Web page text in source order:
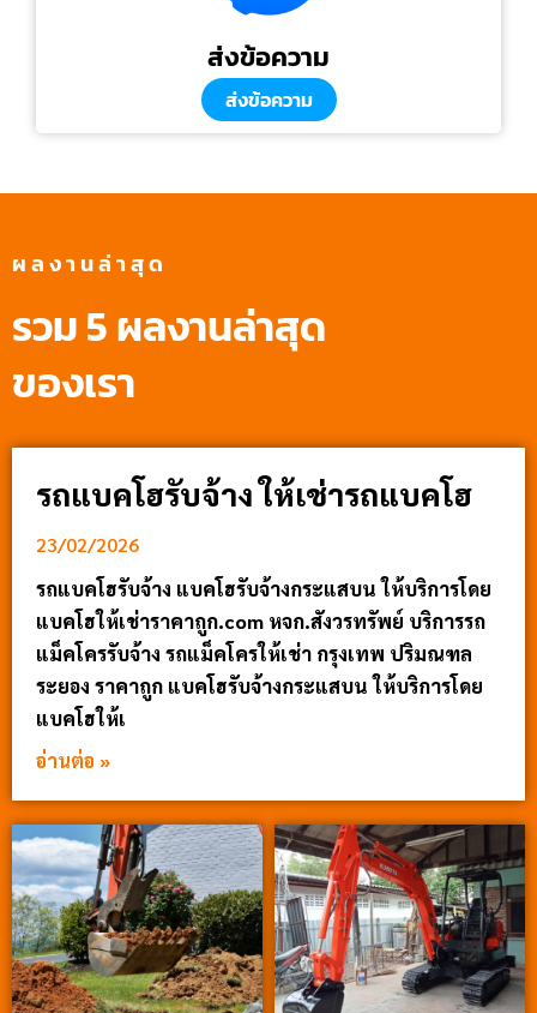
ส่งข้อความ
ส่งข้อความ
ผลงานล่าสุด
รวม 5 ผลงานล่าสุด
ของเรา
รถแบคโฮรับจ้าง ให้เช่ารถแบคโฮ
23/02/2026
รถแบคโฮรับจ้าง แบคโฮรับจ้างกระแสบน ให้บริการโดย
แบคโฮให้เช่าราคาถูก.com หจก.สังวรทรัพย์ บริการรถ
แม็คโครรับจ้าง รถแม็คโครให้เช่า กรุงเทพ ปริมณฑล
ระยอง ราคาถูก แบคโฮรับจ้างกระแสบน ให้บริการโดย
แบคโฮให้เ
อ่านต่อ »